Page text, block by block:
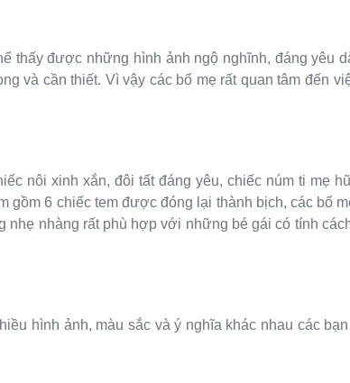
thấy được những hình ảnh ngộ nghĩnh, đáng yêu
và cần thiết. Vì vậy các bố mẹ rất quan tâm đến
nôi xinh xắn, đôi tất đáng yêu, chiếc núm ti mẹ
gồm 6 chiếc tem được đóng lại thành bịch, các bố
nhẹ nhàng rất phù hợp với những bé gái có tính
hình ảnh, màu sắc và ý nghĩa khác nhau các